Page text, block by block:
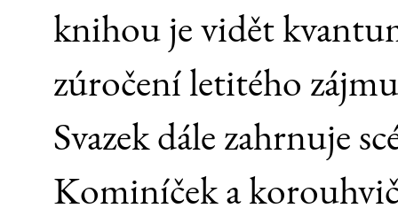
knihou je vidět
zúročení letitého
Svazek dále zahrnuje
Kominíček a